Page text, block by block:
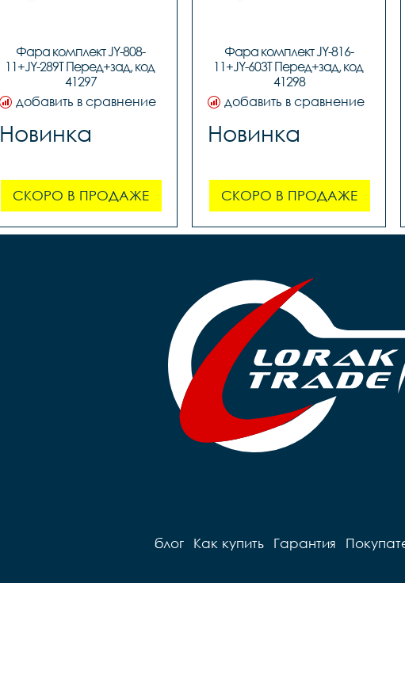
Фара комплект JY-808-
11+JY-289T Перед+зад, код
41297
добавить в сравнение
Новинка
СКОРО В ПРОДАЖЕ
Фара комплект JY-816-
11+JY-603T Перед+зад, код
41298
добавить в сравнение
Новинка
СКОРО В ПРОДАЖЕ
блог Как купить Гарантия